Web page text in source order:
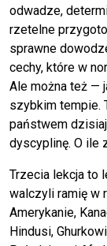
odwadze,
rzetelne
sprawne
cechy, które w
Ale można też —
szybkim tempie.
państwem
dyscyplinę. O ile
Trzecia lekcja to
walczyli ramię w
Amerykanie,
Hindusi,